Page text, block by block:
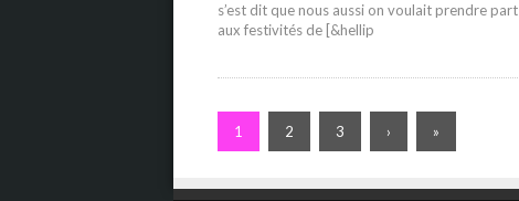
s’est dit que nous aussi on voulait prendre part
aux festivités de [&hellip
1 2 3 › »